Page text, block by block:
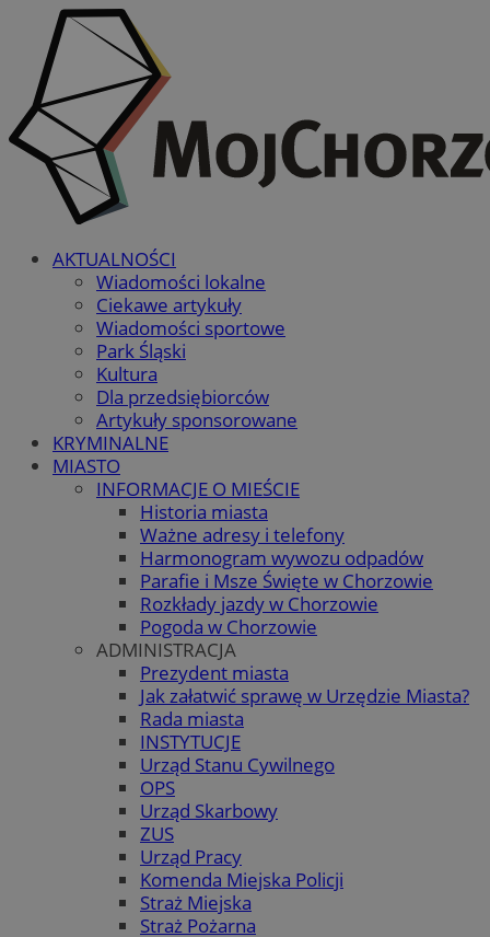
AKTUALNOŚCI
Wiadomości lokalne
Ciekawe artykuły
Wiadomości sportowe
Park Śląski
Kultura
Dla przedsiębiorców
Artykuły sponsorowane
KRYMINALNE
MIASTO
INFORMACJE O MIEŚCIE
Historia miasta
Ważne adresy i telefony
Harmonogram wywozu odpadów
Parafie i Msze Święte w Chorzowie
Rozkłady jazdy w Chorzowie
Pogoda w Chorzowie
ADMINISTRACJA
Prezydent miasta
Jak załatwić sprawę w Urzędzie Miasta?
Rada miasta
INSTYTUCJE
Urząd Stanu Cywilnego
OPS
Urząd Skarbowy
ZUS
Urząd Pracy
Komenda Miejska Policji
Straż Miejska
Straż Pożarna